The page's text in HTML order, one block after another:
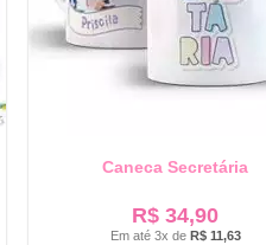
Caneca Secretária
R$ 34,90
Em até 3x de R$11,63